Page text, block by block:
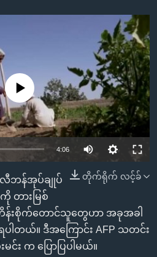
န်
များ
currently available
4:06
တိုက်ရိုက် လင့်ခ်
လီဘန်အုပ်ချုပ်
တားမြစ်
စိုက်တောင်သူတွေဟာ အခုအခါ
ါတယ်။ ဒီအကြောင်း AFP သတင်း
င်း က ပြောပြပါမယ်။